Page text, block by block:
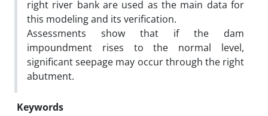
right river bank are used as the main data for
this modeling and its verification.
Assessments show that if the dam
impoundment rises to the normal level,
significant seepage may occur through the right
abutment.
Keywords